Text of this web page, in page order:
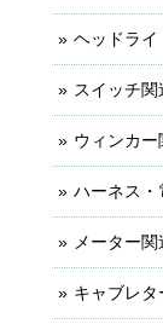
ヘッドライ
スイッチ関
ウィンカー
ハーネス・
メーター関
キャブレタ